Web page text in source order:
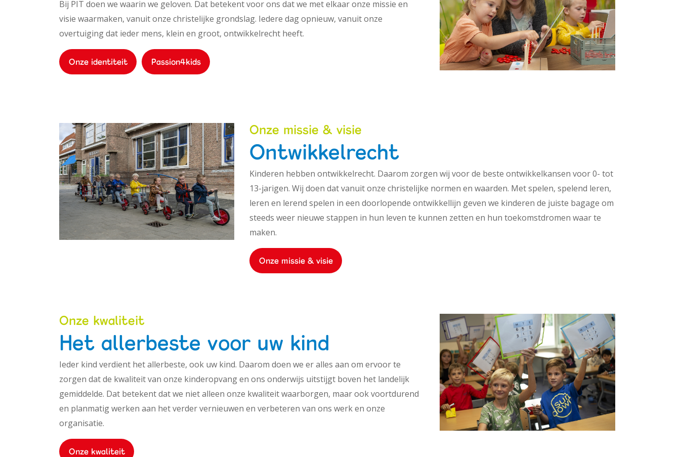
Bij PIT doen we waarin we geloven. Dat betekent voor ons dat we met elkaar onze missie en
visie waarmaken, vanuit onze christelijke grondslag. Iedere dag opnieuw, vanuit onze
overtuiging dat ieder mens, klein en groot, ontwikkelrecht heeft.
Onze identiteit Passion4kids
Onze missie & visie
Ontwikkelrecht
Kinderen hebben ontwikkelrecht. Daarom zorgen wij voor de beste ontwikkelkansen voor 0- tot
13-jarigen. Wij doen dat vanuit onze christelijke normen en waarden. Met spelen, spelend leren,
leren en lerend spelen in een doorlopende ontwikkellijn geven we kinderen de juiste bagage om
steeds weer nieuwe stappen in hun leven te kunnen zetten en hun toekomstdromen waar te
maken.
Onze missie & visie
Onze kwaliteit
Het allerbeste voor uw kind
Ieder kind verdient het allerbeste, ook uw kind. Daarom doen we er alles aan om ervoor te
zorgen dat de kwaliteit van onze kinderopvang en ons onderwijs uitstijgt boven het landelijk
gemiddelde. Dat betekent dat we niet alleen onze kwaliteit waarborgen, maar ook voortdurend
en planmatig werken aan het verder vernieuwen en verbeteren van ons werk en onze
organisatie.
Onze kwaliteit